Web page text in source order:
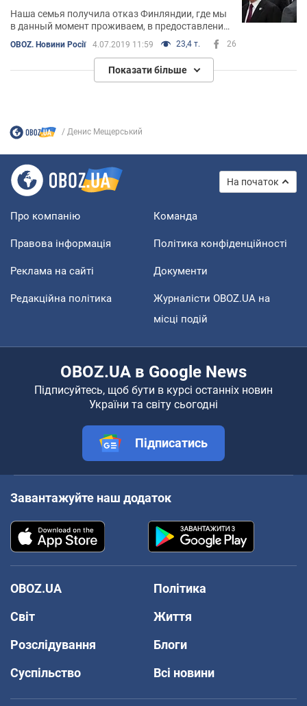
Наша семья получила отказ Финляндии, где мы
в данный момент проживаем, в предоставлении
международной защиты от путинского режима:
мы - "не известные"
OBOZ. Новини Росії 4.07.2019 11:59 23,4 т. 26
Показати більше
Денис Мещерський
На початок
Про компанію Команда
Правова інформація Політика конфіденційності
Реклама на сайті Документи
Редакційна політика
Журналісти OBOZ.UA на
місці подій
OBOZ.UA в Google News
Підписуйтесь, щоб бути в курсі останніх новин
України та світу сьогодні
Підписатись
Завантажуйте наш додаток
OBOZ.UA
Політика
Світ
Життя
Розслідування
Блоги
Суспільство
Всі новини